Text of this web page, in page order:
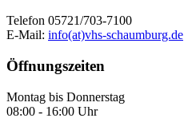
Telefon 05721/703-7100
E-Mail: info(at)vhs-schaumburg.de
Öffnungszeiten
Montag bis Donnerstag
08:00 - 16:00 Uhr